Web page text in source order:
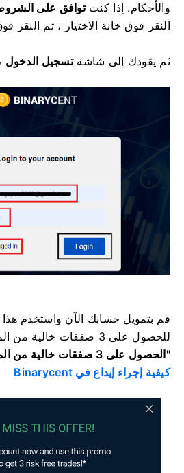
والأحكام. إذا كنتتوافق على
النقر فوق خانة الاختيار ، ثم النقر
ثم يقودك إلى شاشةتسجيل الدخول
قم بتمويل حسابك الآن واستخدم هذا
للحصول على 3 صفقات خالية من المخاطر ، انقر فوق
"الحصول على 3 صفقات خالية من المخاطر"
كيفية إجراء إيداع في Binarycent